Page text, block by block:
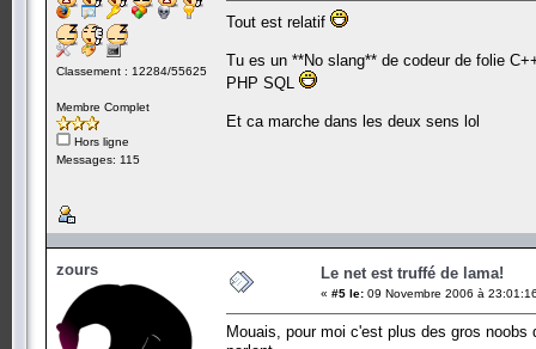
Classement : 12284/55625
Membre Complet
Hors ligne
Messages: 115
Tout est relatif
Tu es un **No slang** de codeur de folie
PHP SQL
Et ca marche dans les deux sens lol
zours Le net est truffé de lama!
« #5 le: 09 Novembre 2006 à
Mouais, pour moi c'est plus des gros